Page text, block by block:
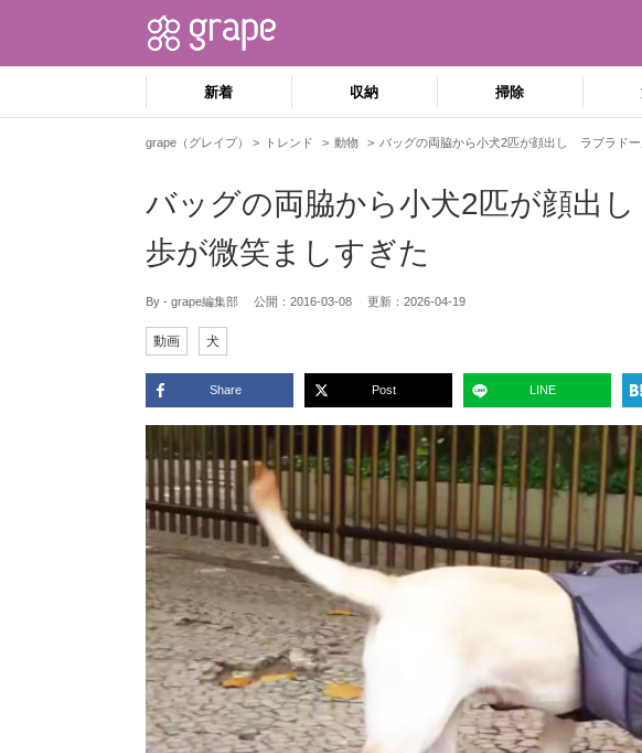
新着 収納 掃除
grape（グレイプ） トレンド 動物 バッグの両脇から小犬2匹が顔出し ラブラド
バッグの両脇から小犬2匹が顔出
歩が微笑ましすぎた
By - grape編集部 公開： 2016-03-08 更新： 2026-04-19
動画 犬
Share Post LINE